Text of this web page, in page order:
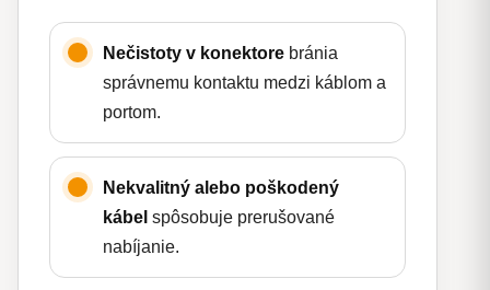
Nečistoty v konektore bránia
správnemu kontaktu medzi káblom a
portom.
Nekvalitný alebo poškodený
kábel spôsobuje prerušované
nabíjanie.